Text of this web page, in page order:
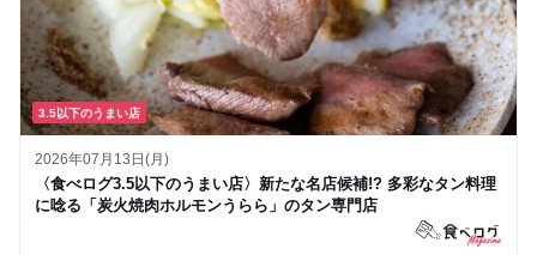
3.5以下のうまい店
2026年07月13日(月)
〈食べログ3.5以下のうまい店〉新たな名店候補!? 多彩なタン料理
に唸る「炭火焼肉ホルモンうらら」のタン専門店